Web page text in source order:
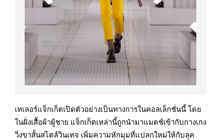
เทเลอร์แจ็กเก็ตเปิดตัวอย่างเป็นทางการในคอลเล็กชั่นนี้ โดย
ในฝั่งเสื้อผ้าผู้ชาย แจ็กเก็ตเหล่านี้ถูกนำมาแมตช์เข้ากับกางเกง
วิ่งขาสั้นสไตล์วินเทจ เพิ่มความหักมุมที่แปลกใหม่ให้กับลุค